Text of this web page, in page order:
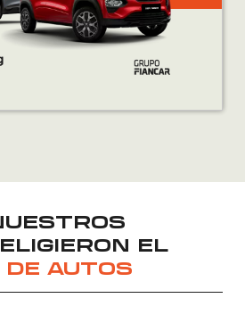
EL
AUTOS